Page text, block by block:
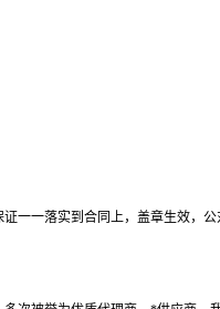
一一落实到合同上，盖章生效，